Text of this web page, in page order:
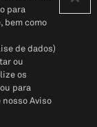
Global
para
bem como
de dados)
ou
os
para
Aviso